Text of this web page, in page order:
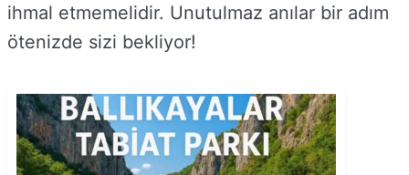
ihmal etmemelidir. Unutulmaz anılar bir adım
ötenizde sizi bekliyor!